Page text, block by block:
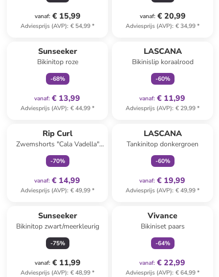
vanaf: € 15,99
Adviesprijs (AVP): € 54,99*
vanaf: € 20,99
Adviesprijs (AVP): € 34,99*
Sunseeker
Bikinitop roze
-68%
vanaf: € 13,99
Adviesprijs (AVP): € 44,99*
LASCANA
Bikinislip koraalrood
-60%
vanaf: € 11,99
Adviesprijs (AVP): € 29,99*
Rip Curl
Zwemshorts "Cala Vadella"
meerkleurig
-70%
vanaf: € 14,99
Adviesprijs (AVP): € 49,99*
LASCANA
Tankinitop donkergroen
-60%
vanaf: € 19,99
Adviesprijs (AVP): € 49,99*
Sunseeker
Bikinitop zwart/meerkleurig
-75%
vanaf: € 11,99
Adviesprijs (AVP): € 48,99*
Vivance
Bikiniset paars
-64%
vanaf: € 22,99
Adviesprijs (AVP): € 64,99*